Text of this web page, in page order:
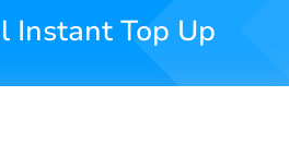
Instant Top Up